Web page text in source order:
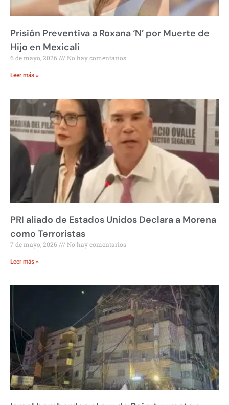
Prisión Preventiva a Roxana ‘N’ por Muerte de
Hijo en Mexicali
6 de mayo, 2026 No hay comentarios
Leer más »
PRI aliado de Estados Unidos Declara a Morena
como Terroristas
7 de mayo, 2026 No hay comentarios
Leer más »